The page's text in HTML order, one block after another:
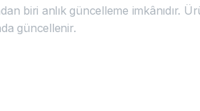
biri anlık güncelleme imkânıdır.
güncellenir.